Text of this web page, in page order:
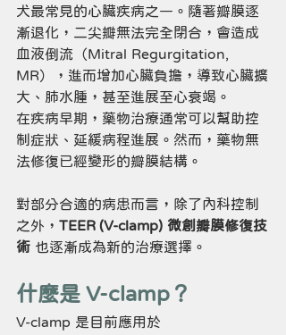
犬最常見的心臟疾病之一。隨著瓣膜逐
漸退化，二尖瓣無法完全閉合，會造成
血液倒流（Mitral Regurgitation,
MR），進而增加心臟負擔，導致心臟擴
大、肺水腫，甚至進展至心衰竭。
在疾病早期，藥物治療通常可以幫助控
制症狀、延緩病程進展。然而，藥物無
法修復已經變形的瓣膜結構。
對部分合適的病患而言，除了內科控制
之外， TEER (V-clamp) 微創瓣膜修復技
術 也逐漸成為新的治療選擇。
什麼是 V-clamp？
V-clamp 是目前應用於